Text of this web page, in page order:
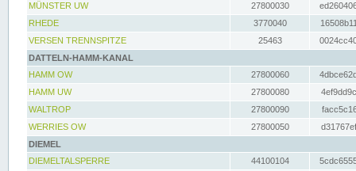
MÜNSTER UW
27800030
RHEDE
3770040
VERSEN TRENNSPITZE
25463
DATTELN-HAMM-KANAL
HAMM OW
27800060
HAMM UW
27800080
WALTROP
27800090
WERRIES OW
27800050
DIEMEL
DIEMELTALSPERRE
44100104